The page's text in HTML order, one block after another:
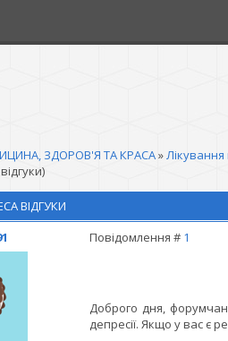
ЗДОРОВ'Я ТА КРАСА»Лікування
ВІДГУКИ
Повідомлення # 1
Доброго дня,
депресії. Якщо у вас є